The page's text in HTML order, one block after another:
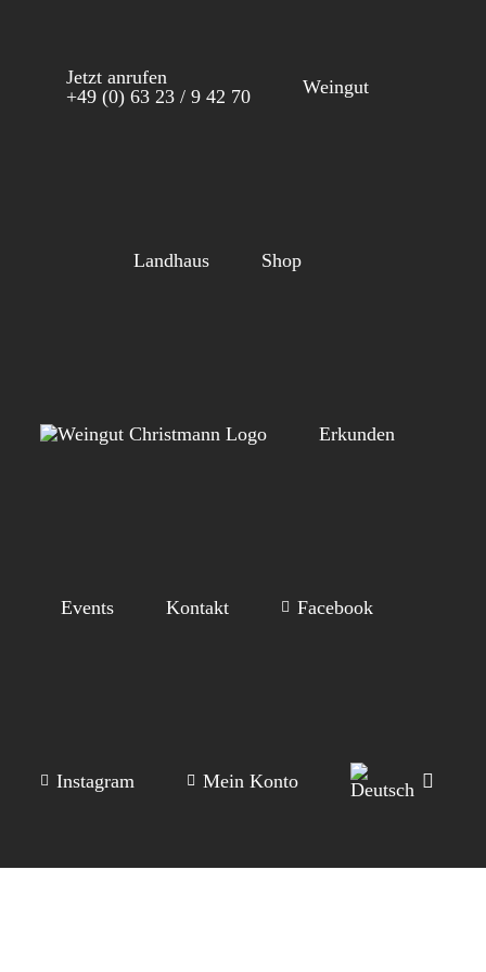
Jetzt anrufen
+49 (0) 63 23 / 9 42 70
Weingut
Landhaus Shop
Erkunden
Events Kontakt Facebook
Instagram Mein Konto